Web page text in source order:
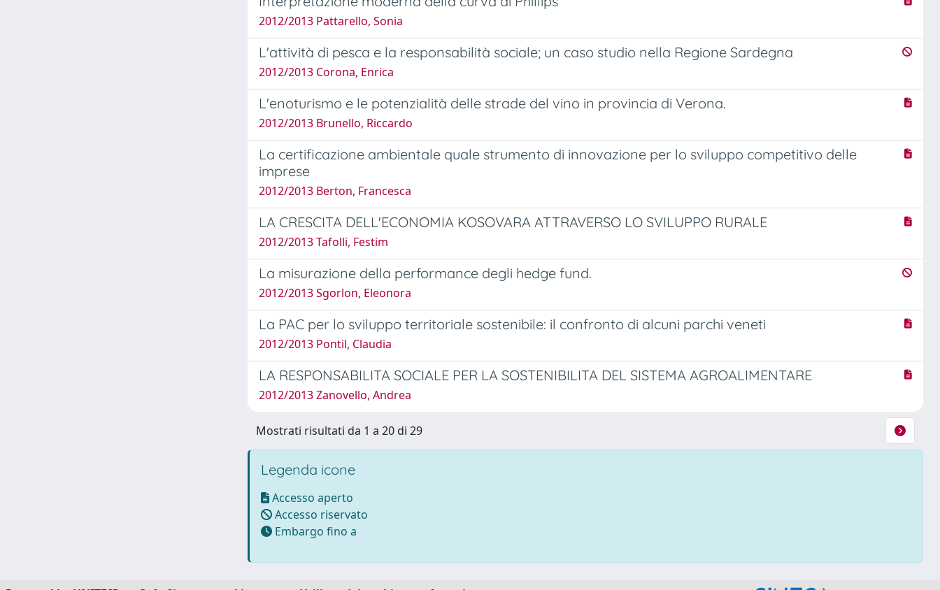
2012/2013 Pattarello, Sonia
L'attività di pesca e la responsabilità sociale; un caso studio nella Regione Sardegna
2012/2013 Corona, Enrica
L'enoturismo e le potenzialità delle strade del vino in provincia di Verona.
2012/2013 Brunello, Riccardo
La certificazione ambientale quale strumento di innovazione per lo sviluppo competitivo delle
imprese
2012/2013 Berton, Francesca
LA CRESCITA DELL'ECONOMIA KOSOVARA ATTRAVERSO LO SVILUPPO RURALE
2012/2013 Tafolli, Festim
La misurazione della performance degli hedge fund.
2012/2013 Sgorlon, Eleonora
La PAC per lo sviluppo territoriale sostenibile: il confronto di alcuni parchi veneti
2012/2013 Pontil, Claudia
LA RESPONSABILITA SOCIALE PER LA SOSTENIBILITA DEL SISTEMA AGROALIMENTARE
2012/2013 Zanovello, Andrea
Mostrati risultati da 1 a 20 di 29
Legenda icone
Accesso aperto
Accesso riservato
Embargo fino a